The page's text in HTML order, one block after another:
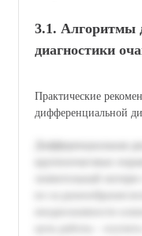
3.1. Алгоритмы
диагностики
Практические
дифференциальной